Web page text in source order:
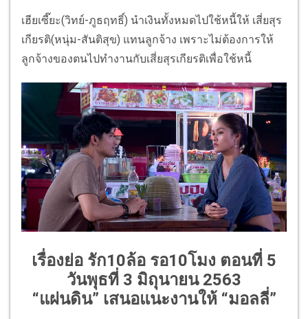
เฮียเซี๊ยะ(วิทย์-ภูธฤทธิ์) นำเงินทั้งหมดไปใช้หนี้ให้ เสี่ยสุร
เกียรติ(หนุ่ม-สันติสุข) แทนลูกจ้าง เพราะไม่ต้องการให้
ลูกจ้างของตนไปทำงานกับเสี่ยสุรเกียรติเพื่อใช้หนี้
เรื่องย่อ รัก10ล้อ รอ10โมง ตอนที่ 5
วันพุธที่ 3 มิถุนายน 2563
“แผ่นดิน” เสนอแนะงานให้ “มอลลี่”